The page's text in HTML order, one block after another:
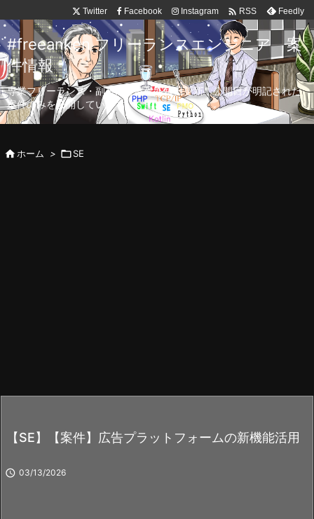
Twitter Facebook Instagram  RSS Feedly
#freeanken フリーランスエンジニア 案
件情報
専業フリーランス・副業向け案件を毎日更新！公開日が明記された
案件のみを公開しています。
ホーム > SE
【SE】【案件】広告プラットフォームの新機能活用
 03/13/2026